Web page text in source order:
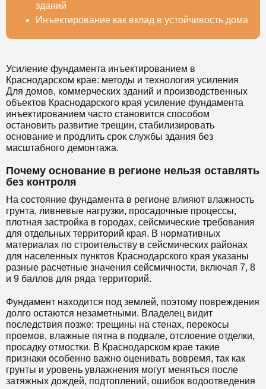
зданий
Инъектирование как вклад в устойчивость дома
Усиление фундамента инъектированием в
Краснодарском крае: методы и технология усиления
Для домов, коммерческих зданий и производственных
объектов Краснодарского края усиление фундамента
инъектированием часто становится способом
остановить развитие трещин, стабилизировать
основание и продлить срок службы здания без
масштабного демонтажа.
Почему основание в регионе нельзя оставлять
без контроля
На состояние фундамента в регионе влияют влажность
грунта, ливневые нагрузки, просадочные процессы,
плотная застройка в городах, сейсмические требования
для отдельных территорий края. В нормативных
материалах по строительству в сейсмических районах
для населенных пунктов Краснодарского края указаны
разные расчетные значения сейсмичности, включая 7, 8
и 9 баллов для ряда территорий.
Фундамент находится под землей, поэтому повреждения
долго остаются незаметными. Владелец видит
последствия позже: трещины на стенах, перекосы
проемов, влажные пятна в подвале, отслоение отделки,
просадку отмостки. В Краснодарском крае такие
признаки особенно важно оценивать вовремя, так как
грунты и уровень увлажнения могут меняться после
затяжных дождей, подтоплений, ошибок водоотведения